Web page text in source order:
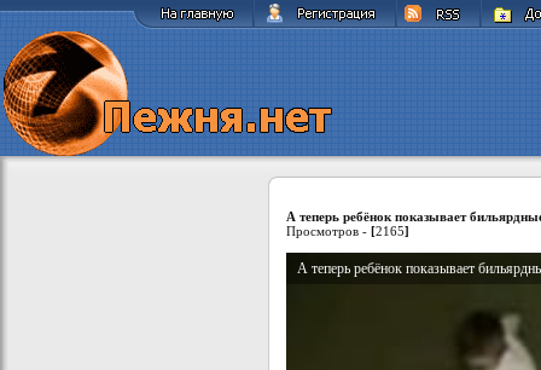
А теперь ребёнок показывает
Просмотров - [2165]
А теперь ребёнок показывает